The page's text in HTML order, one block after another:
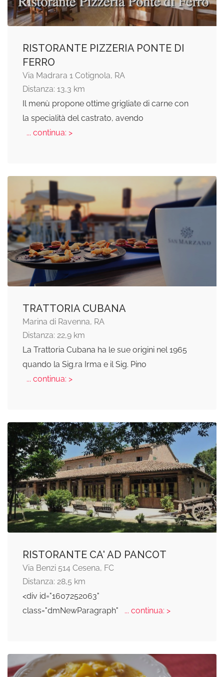
RISTORANTE PIZZERIA PONTE DI
FERRO
Via Madrara 1 Cotignola, RA
Distanza: 13,3 km
Il menù propone ottime grigliate di carne con
la specialità del castrato, avendo
... continua: >
TRATTORIA CUBANA
Marina di Ravenna, RA
Distanza: 22,9 km
La Trattoria Cubana ha le sue origini nel 1965
quando la Sig.ra Irma e il Sig. Pino
... continua: >
RISTORANTE CA' AD PANCOT
Via Benzi 514 Cesena, FC
Distanza: 28,5 km
<div id="1607252063"
class="dmNewParagraph"
... continua: >